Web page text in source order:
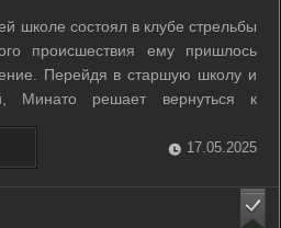
школе состоял в клубе стрельбы
происшествия ему пришлось
Перейдя в старшую школу и
Минато решает вернуться к
на соревнованиях префектуры.
17.05.2025